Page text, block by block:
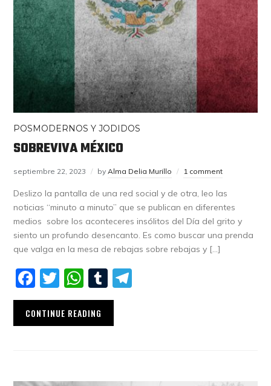
POSMODERNOS Y JODIDOS
SOBREVIVA MÉXICO
septiembre 22, 2023 byAlma Delia Murillo 1 comment
Deslizo la pantalla de una red social y de otra, leo las
noticias “minuto a minuto” que se publican en diferentes
medios sobre los aconteceres insólitos del Día del grito y
siento un profundo desencanto. Es como buscar una prenda
que valga en la mesa de rebajas sobre rebajas y […]
Facebook
Twitter
WhatsApp
Tumblr
CONTINUE READING